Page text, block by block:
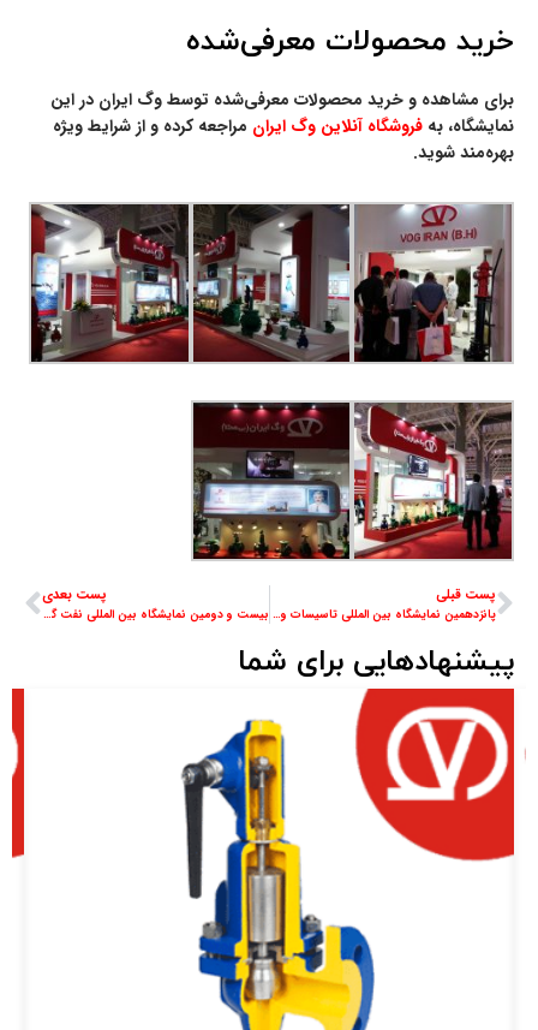
خرید محصولات معرفی‌شده
برای مشاهده و خرید محصولات معرفی‌شده توسط وگ ایران در این
نمایشگاه، به فروشگاه آنلاین وگ ایران مراجعه کرده و از شرایط ویژه
بهره‌مند شوید.
پست قبلی
پانزدهمین نمایشگاه بین المللی تاسیسات و سیستم های سرمایشی و گرمایشی و تهویه مطبوع تهران ۱۳۹۵
پست بعدی
بیست و دومین نمایشگاه بین المللی نفت گاز پالایش و پتروشیمی تهران ۱۳۹۶
پیشنهادهایی برای شما